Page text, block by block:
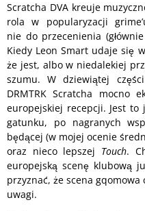
Scratcha DVA kreuje
rola w popularyzacji
nie do przecenienia
Kiedy Leon Smart udaje się
że jest, albo w niedalekiej
szumu. W dziewiątej
DRMTRK Scratcha mocno
europejskiej recepcji. Jest
gatunku, po nagranych
będącej (w mojej ocenie
oraz nieco lepszej Touch.
europejską scenę klubową
przyznać, że scena
uwagi.